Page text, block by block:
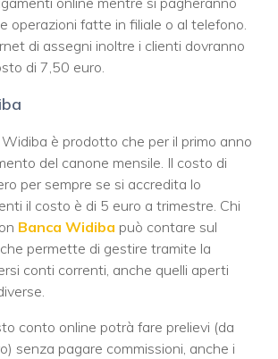
operazioni fatte in filiale o al telefono.
di assegni inoltre i clienti dovranno
di 7,50 euro.
è prodotto che per il primo anno
del canone mensile. Il costo di
per sempre se si accredita lo
il costo è di 5 euro a trimestre. Chi
Banca Widiba può contare sul
che permette di gestire tramite la
conti correnti, anche quelli aperti
conto online potrà fare prelievi (da
senza pagare commissioni, anche i